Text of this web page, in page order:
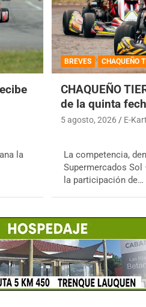
la
BREVES CHAQUEÑO
CHAQUEÑO
de la quinta
5 agosto, 2026 E-Kart
La competencia,
Supermercados
la participación de…